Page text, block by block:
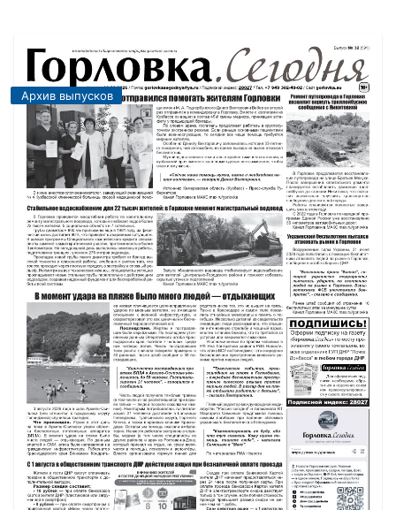
Архив выпусков